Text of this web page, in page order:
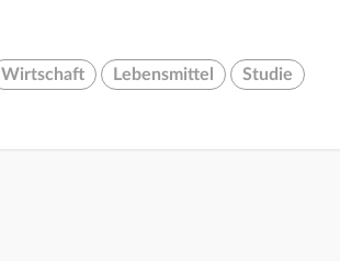
Wirtschaft Lebensmittel Studie